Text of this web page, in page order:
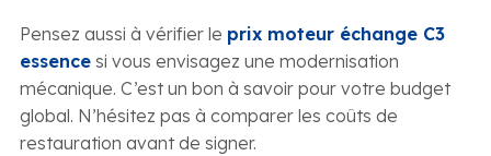
Pensez aussi à vérifier le prix moteur échange C3
essencesi vous envisagez une modernisation
mécanique. C’est un bon à savoir pour votre budget
global. N’hésitez pas à comparer les coûts de
restauration avant de signer.